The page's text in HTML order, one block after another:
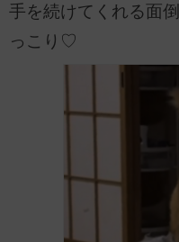
手を続けてくれる面
っこり♡